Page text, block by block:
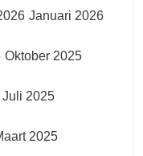
Januari 2026
Oktober 2025
Juli 2025
2025